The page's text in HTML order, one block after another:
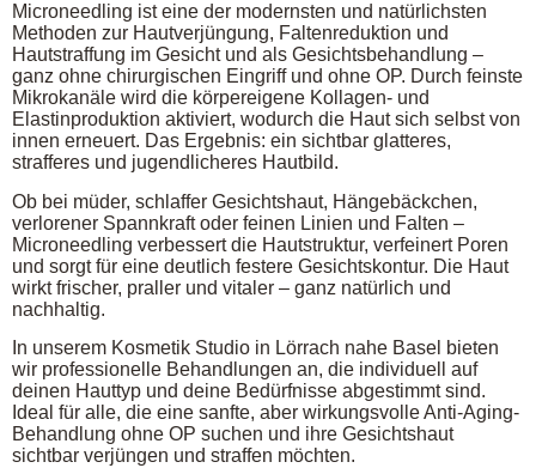
Microneedling ist eine der modernsten und natürlichsten
Methoden zur Hautverjüngung, Faltenreduktion und
Hautstraffung im Gesicht und als Gesichtsbehandlung –
ganz ohne chirurgischen Eingriff und ohne OP. Durch feinste
Mikrokanäle wird die körpereigene Kollagen- und
Elastinproduktion aktiviert, wodurch die Haut sich selbst von
innen erneuert. Das Ergebnis: ein sichtbar glatteres,
strafferes und jugendlicheres Hautbild.
Ob bei müder, schlaffer Gesichtshaut, Hängebäckchen,
verlorener Spannkraft oder feinen Linien und Falten –
Microneedling verbessert die Hautstruktur, verfeinert Poren
und sorgt für eine deutlich festere Gesichtskontur. Die Haut
wirkt frischer, praller und vitaler – ganz natürlich und
nachhaltig.
In unserem Kosmetik Studio in Lörrach nahe Basel bieten
wir professionelle Behandlungen an, die individuell auf
deinen Hauttyp und deine Bedürfnisse abgestimmt sind.
Ideal für alle, die eine sanfte, aber wirkungsvolle Anti-Aging-
Behandlung ohne OP suchen und ihre Gesichtshaut
sichtbar verjüngen und straffen möchten.